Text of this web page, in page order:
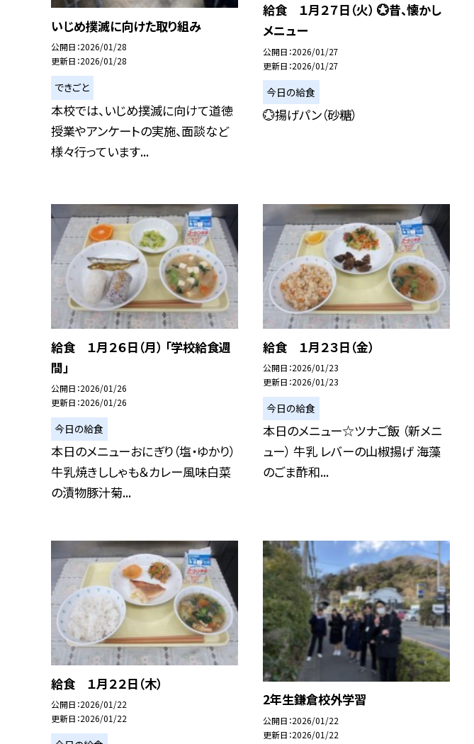
いじめ撲滅に向けた取り組み
公開日 2026/01/28
更新日 2026/01/28
できごと
本校では、いじめ撲滅に向けて道徳
授業やアンケートの実施、面談など
様々行っています...
給食 １月２７日（火） 💮昔、懐かし
メニュー
公開日 2026/01/27
更新日 2026/01/27
今日の給食
💮揚げパン（砂糖）
給食 １月２６日（月） 「学校給食週
間」
公開日 2026/01/26
更新日 2026/01/26
今日の給食
本日のメニューおにぎり（塩・ゆかり）
牛乳焼きししゃも＆カレー風味白菜
の漬物豚汁菊...
給食 １月２３日（金）
公開日 2026/01/23
更新日 2026/01/23
今日の給食
本日のメニュー☆ツナご飯 （新メニ
ュー） 牛乳 レバーの山椒揚げ 海藻
のごま酢和...
給食 １月２２日（木）
公開日 2026/01/22
更新日 2026/01/22
2年生鎌倉校外学習
公開日 2026/01/22
更新日 2026/01/22